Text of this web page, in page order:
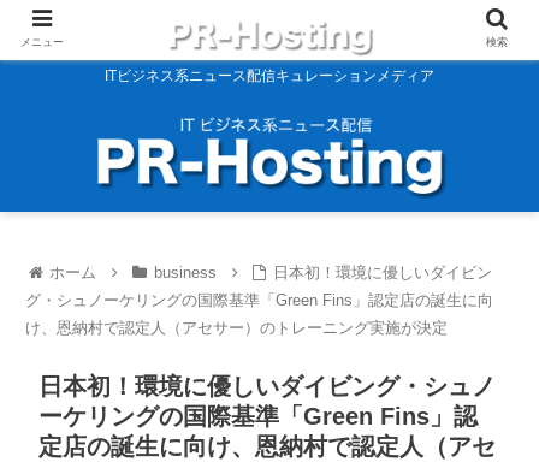
ITビジネス系ニュース配信キュレーションメディア
ホーム business
日本初！環境に優しいダイビン
グ・シュノーケリングの国際基準「Green Fins」認定店の誕生に向
け、恩納村で認定人（アセサー）のトレーニング実施が決定
日本初！環境に優しいダイビング・シュノ
ーケリングの国際基準「Green Fins」認
定店の誕生に向け、恩納村で認定人（アセ
メニュー 検索